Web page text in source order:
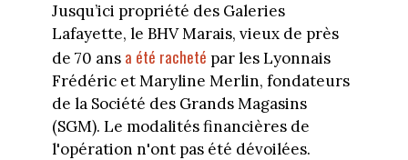
Jusqu’ici propriété des Galeries
Lafayette, le BHV Marais, vieux de près
de 70 ans a été racheté par les Lyonnais
Frédéric et Maryline Merlin, fondateurs
de la Société des Grands Magasins
(SGM). Le modalités financières de
l'opération n'ont pas été dévoilées.